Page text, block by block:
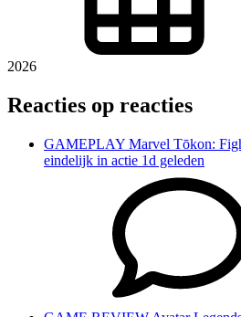
2026
Reacties op reacties
GAMEPLAY Marvel Tōkon:
eindelijk in actie 1d geleden